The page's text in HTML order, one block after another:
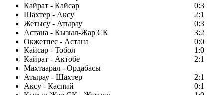
Кайрат - Кайсар
0:3
Шахтер - Аксу
2:1
Жетысу - Атырау
0:3
Астана - Кызыл-Жар СК
3:2
Окжетпес - Астана
0:0
Кайсар - Тобол
1:0
Кайрат - Актобе
2:1
Махтаарал - Ордабасы
Атырау - Шахтер
2:1
Аксу - Каспий
0:1